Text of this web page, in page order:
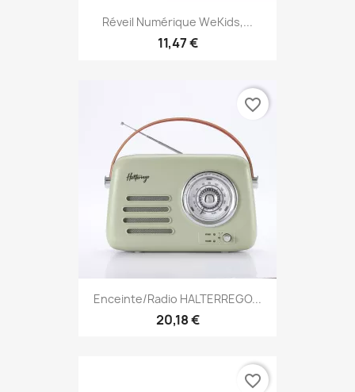
Réveil Numérique WeKids,...
11,47 €
Enceinte/Radio HALTERREGO...
20,18 €
favorite_border
favorite_border